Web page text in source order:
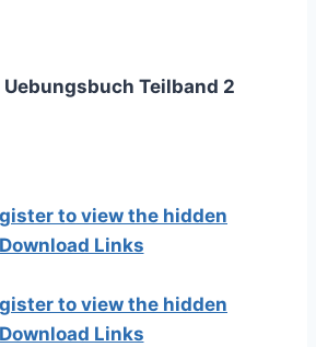
Teilband 2
to view the hidden
Download Links
to view the hidden
Download Links